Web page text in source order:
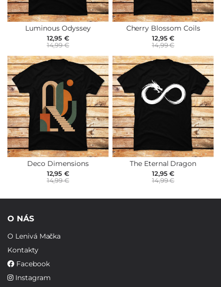
Luminous Odyssey
12,95 €
14,99 €
Cherry Blossom Coils
12,95 €
14,99 €
Deco Dimensions
12,95 €
14,99 €
The Eternal Dragon
12,95 €
14,99 €
O NÁS
O Lenivá Mačka
Kontakty
Facebook
Instagram